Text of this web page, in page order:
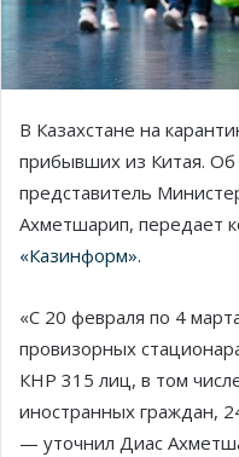
В Казахстане на
прибывших из Китая.
представитель
Ахметшарип, передает
«Казинформ».
«С 20 февраля по 4
провизорных
КНР 315 лиц, в том
иностранных граждан,
— уточнил Диас